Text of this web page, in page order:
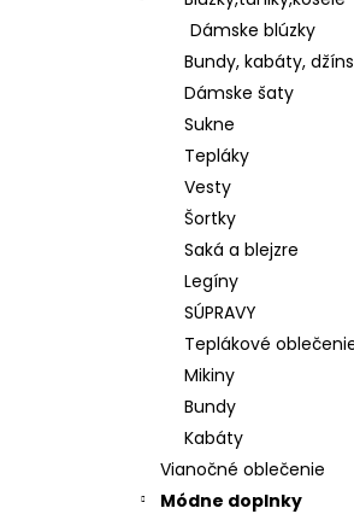
Dámske blúzky
Bundy, kabáty,
Dámske šaty
Sukne
Tepláky
Vesty
Šortky
Saká a blejzre
Legíny
SÚPRAVY
Teplákové
Mikiny
Bundy
Kabáty
Vianočné oblečenie
Módne doplnky
KOŠEĽOVÁ BLÚZKA Z
PRÍJEMNEJ BAVLNY